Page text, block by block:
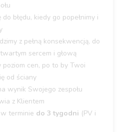
błędu, kiedy go popełnimy i
z pełną konsekwencją, do
sercem i głową
cen, po to by Twoi
od ściany
wynik Swojego zespołu
z Klientem
terminie do 3 tygodni (PV i